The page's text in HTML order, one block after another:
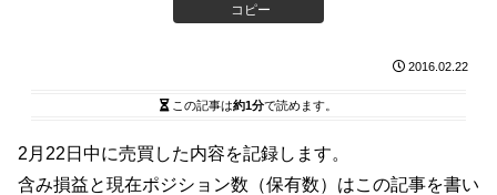
コピー
2016.02.22
この記事は約1分で読めます。
2月22日中に売買した内容を記録します。
含み損益と現在ポジション数（保有数）はこの記事を書い